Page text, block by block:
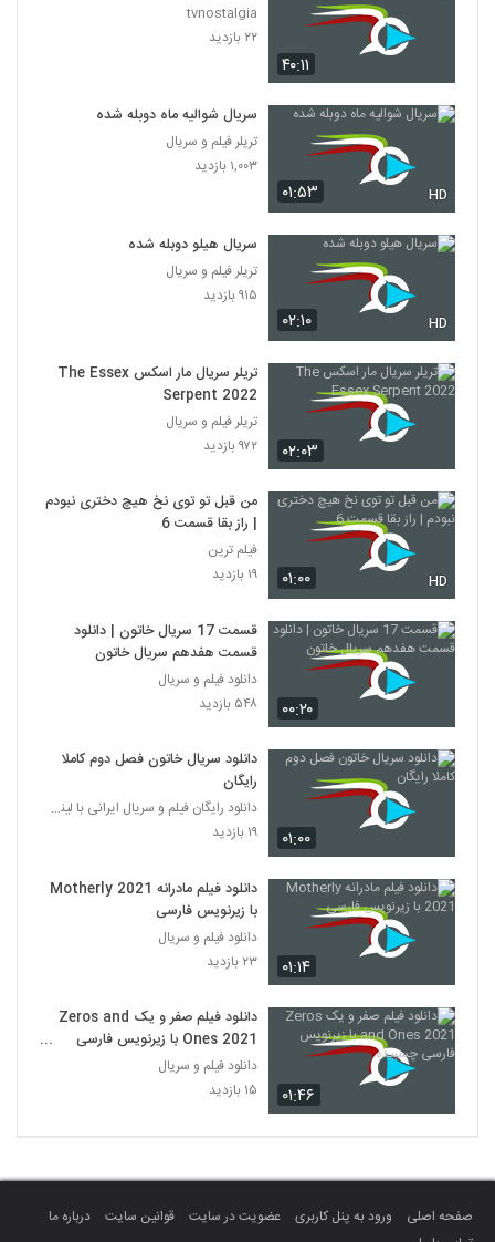
۴۰:۱۱
tvnostalgia
۲۲ بازدید
۰۱:۵۳ HD
سریال شوالیه ماه دوبله شده
تریلر فیلم و سریال
۱,۰۰۳ بازدید
۰۲:۱۰ HD
سریال هیلو دوبله شده
تریلر فیلم و سریال
۹۱۵ بازدید
۰۲:۰۳
تریلر سریال مار اسکس The Essex
Serpent 2022
تریلر فیلم و سریال
۹۷۲ بازدید
۰۱:۰۰ HD
من قبل تو توی نخ هیچ دختری نبودم
| راز بقا قسمت 6
فیلم ترین
۱۹ بازدید
۰۰:۲۰
قسمت 17 سریال خاتون | دانلود
قسمت هفدهم سریال خاتون
دانلود فیلم و سریال
۵۴۸ بازدید
۰۱:۰۰
دانلود سریال خاتون فصل دوم کاملا
رایگان
دانلود رایگان فیلم و سریال ایرانی با لینک مستقیم
۱۹ بازدید
۰۱:۱۴
دانلود فیلم مادرانه Motherly 2021
با زیرنویس فارسی
دانلود فیلم و سریال
۲۳ بازدید
۰۱:۴۶
دانلود فیلم صفر و یک Zeros and
Ones 2021 با زیرنویس فارسی
چسبیده
دانلود فیلم و سریال
۱۵ بازدید
صفحه اصلی ورود به پنل کاربری عضویت در سایت قوانین سایت
درباره ما